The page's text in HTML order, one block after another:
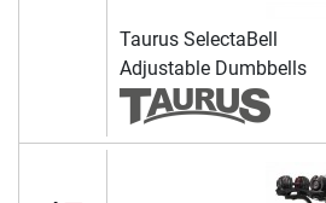
Taurus SelectaBell
Adjustable Dumbbells